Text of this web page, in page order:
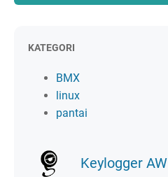
KATEGORI
BMX
linux
pantai
Keylogger AW